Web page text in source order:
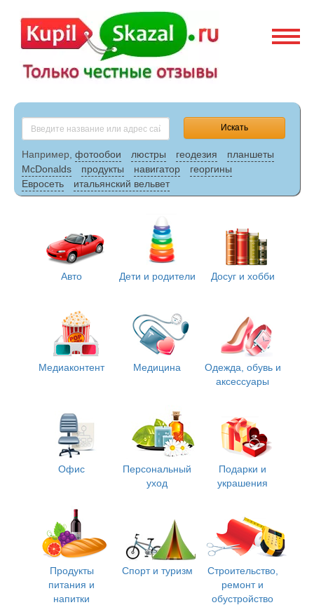
Искать
Например, фотообои люстры геодезия
планшеты
McDonalds
продукты навигатор
георгины
Евросеть
итальянский вельвет
Авто Дети и родители Досуг и хобби
Медиаконтент Медицина
Одежда, обувь и
аксессуары
Офис
Персональный
уход
Подарки и
украшения
Продукты
питания и
напитки
Спорт и туризм
Строительство,
ремонт и
обустройство